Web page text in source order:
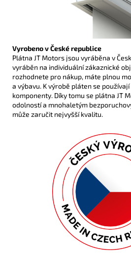
Vyrobeno v České republice
Plátna JT Motors jsou vyráběna v
vyráběn na individuální zákaznické
rozhodnete pro nákup, máte plnou
a výbavu. K výrobě pláten se
komponenty. Díky tomu se plátna JT
odolností a mnohaletým
může zaručit nejvyšší kvalitu.